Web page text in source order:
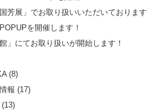
芳展」でお取り扱いいただいております
を開催します！
」にてお取り扱いが開始します！
(8)
報 (17)
(13)